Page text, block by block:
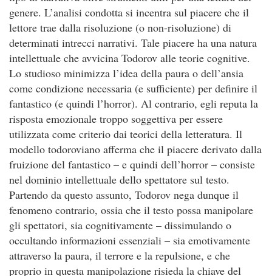
genere. L’analisi condotta si incentra sul piacere che il
lettore trae dalla risoluzione (o non-risoluzione) di
determinati intrecci narrativi. Tale piacere ha una natura
intellettuale che avvicina Todorov alle teorie cognitive.
Lo studioso minimizza l’idea della paura o dell’ansia
come condizione necessaria (e sufficiente) per definire il
fantastico (e quindi l’horror). Al contrario, egli reputa la
risposta emozionale troppo soggettiva per essere
utilizzata come criterio dai teorici della letteratura. Il
modello todoroviano afferma che il piacere derivato dalla
fruizione del fantastico – e quindi dell’horror – consiste
nel dominio intellettuale dello spettatore sul testo.
Partendo da questo assunto, Todorov nega dunque il
fenomeno contrario, ossia che il testo possa manipolare
gli spettatori, sia cognitivamente – dissimulando o
occultando informazioni essenziali – sia emotivamente
attraverso la paura, il terrore e la repulsione, e che
proprio in questa manipolazione risieda la chiave del